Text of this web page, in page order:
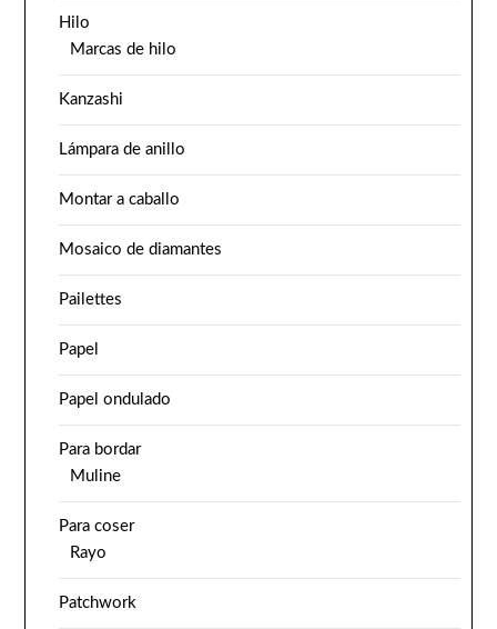
Hilo
Marcas de hilo
Kanzashi
Lámpara de anillo
Montar a caballo
Mosaico de diamantes
Pailettes
Papel
Papel ondulado
Para bordar
Muline
Para coser
Rayo
Patchwork